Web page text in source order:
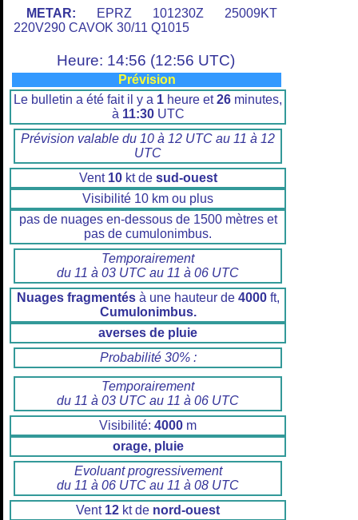
METAR: EPRZ 101230Z 25009KT
220V290 CAVOK 30/11 Q1015
Heure: 14:56 (12:56 UTC)
Prévision
Le bulletin a été fait il y a 1 heure et26 minutes,
à 11:30UTC
Prévision valable du 10 à 12 UTC au 11 à 12
UTC
Vent 10kt de sud-ouest
Visibilité 10 km ou plus
pas de nuages en-dessous de 1500 mètres et
pas de cumulonimbus.
Temporairement
du 11 à 03 UTC au 11 à 06 UTC
Nuages fragmentésà une hauteur de 4000ft,
Cumulonimbus.
averses de pluie
Probabilité 30% :
Temporairement
du 11 à 03 UTC au 11 à 06 UTC
Visibilité: 4000 m
orage, pluie
Evoluant progressivement
du 11 à 06 UTC au 11 à 08 UTC
Vent 12 kt de nord-ouest